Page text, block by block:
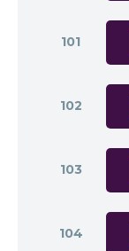
101
102
103
104